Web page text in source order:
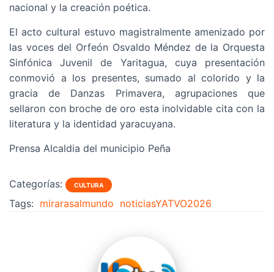
nacional y la creación poética.
El acto cultural estuvo magistralmente amenizado por
las voces del Orfeón Osvaldo Méndez de la Orquesta
Sinfónica Juvenil de Yaritagua, cuya presentación
conmovió a los presentes, sumado al colorido y la
gracia de Danzas Primavera, agrupaciones que
sellaron con broche de oro esta inolvidable cita con la
literatura y la identidad yaracuyana.
Prensa Alcaldia del municipio Peña
Categorías: CULTURA
Tags: mirarasalmundo noticiasYATVO2026